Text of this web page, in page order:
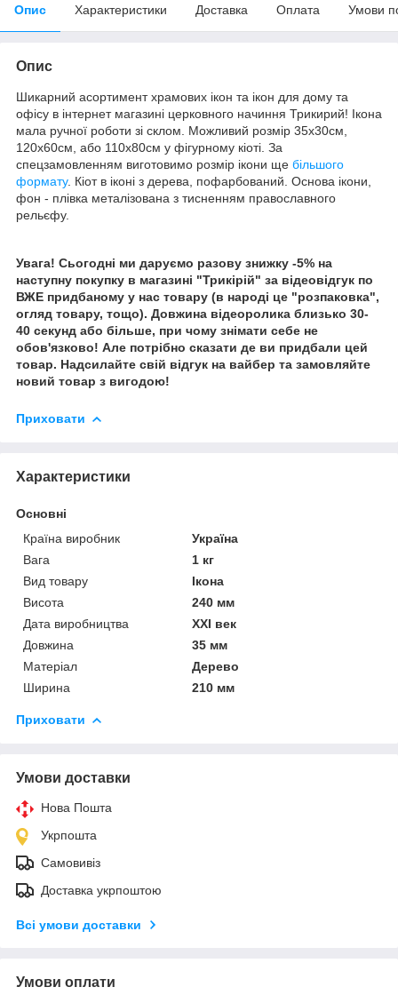
Опис Характеристики Доставка Оплата Умови
Опис
Шикарний асортимент храмових ікон та ікон для дому та
офісу в інтернет магазині церковного начиння Трикирий! Ікона
мала ручної роботи зі склом. Можливий розмір 35х30см,
120х60см, або 110х80см у фігурному кіоті. За
спецзамовленням виготовимо розмір ікони ще більшого
формату. Кіот в іконі з дерева, пофарбований. Основа ікони,
фон - плівка металізована з тисненням православного
рельєфу.
Увага! Сьогодні ми даруємо разову знижку -5% на
наступну покупку в магазині "Трикірій" за відеовідгук по
ВЖЕ придбаному у нас товару (в народі це "розпаковка",
огляд товару, тощо). Довжина відеоролика близько 30-
40 секунд або більше, при чому знімати себе не
обов'язково! Але потрібно сказати де ви придбали цей
товар. Надсилайте свій відгук на вайбер та замовляйте
новий товар з вигодою!
Приховати
Характеристики
Основні
Країна виробник
Україна
Вага
1 кг
Вид товару
Ікона
Висота
240 мм
Дата виробництва
XXI век
Довжина
35 мм
Матеріал
Дерево
Ширина
210 мм
Приховати
Умови доставки
Нова Пошта
Укрпошта
Самовивіз
Доставка укрпоштою
Всі умови доставки
Умови оплати